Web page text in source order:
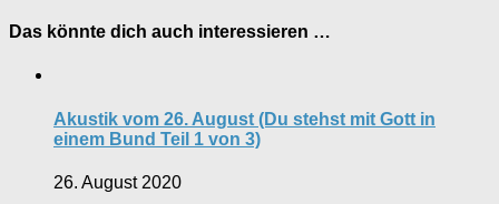
Das könnte dich auch interessieren …
Akustik vom 26. August (Du stehst mit Gott in
einem Bund Teil 1 von 3)
26. August 2020